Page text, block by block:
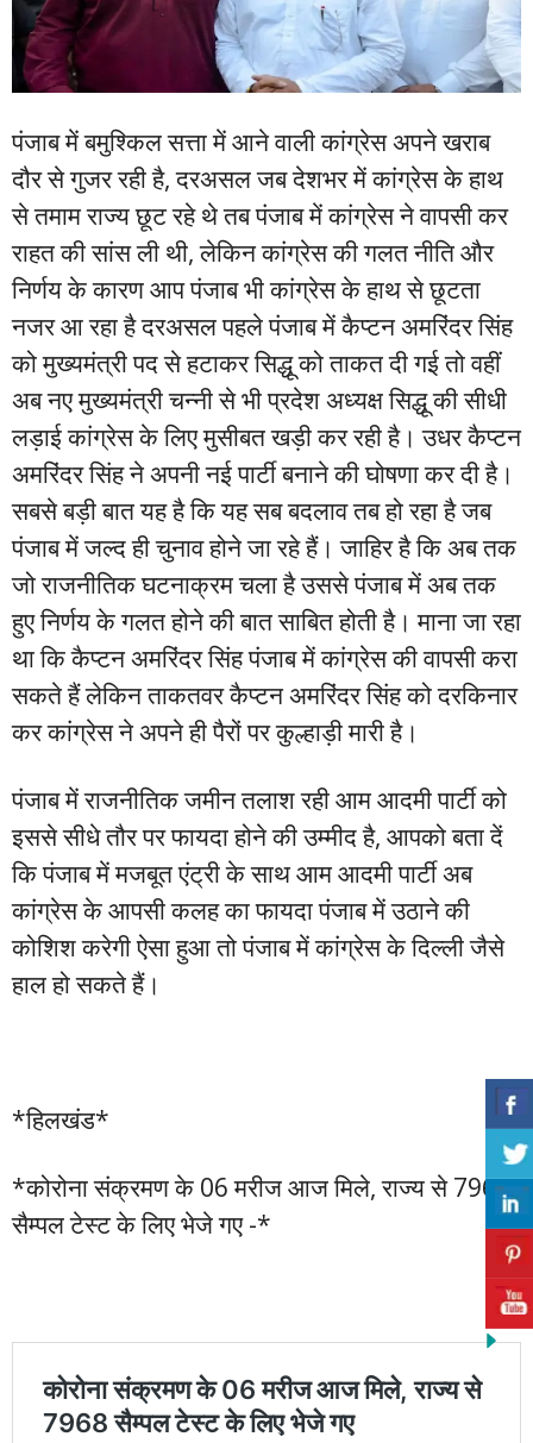
पंजाब में बमुश्किल सत्ता में आने वाली कांग्रेस अपने खराब
दौर से गुजर रही है, दरअसल जब देशभर में कांग्रेस के हाथ
से तमाम राज्य छूट रहे थे तब पंजाब में कांग्रेस ने वापसी कर
राहत की सांस ली थी, लेकिन कांग्रेस की गलत नीति और
निर्णय के कारण आप पंजाब भी कांग्रेस के हाथ से छूटता
नजर आ रहा है दरअसल पहले पंजाब में कैप्टन अमरिंदर सिंह
को मुख्यमंत्री पद से हटाकर सिद्धू को ताकत दी गई तो वहीं
अब नए मुख्यमंत्री चन्नी से भी प्रदेश अध्यक्ष सिद्धू की सीधी
लड़ाई कांग्रेस के लिए मुसीबत खड़ी कर रही है। उधर कैप्टन
अमरिंदर सिंह ने अपनी नई पार्टी बनाने की घोषणा कर दी है।
सबसे बड़ी बात यह है कि यह सब बदलाव तब हो रहा है जब
पंजाब में जल्द ही चुनाव होने जा रहे हैं। जाहिर है कि अब तक
जो राजनीतिक घटनाक्रम चला है उससे पंजाब में अब तक
हुए निर्णय के गलत होने की बात साबित होती है। माना जा रहा
था कि कैप्टन अमरिंदर सिंह पंजाब में कांग्रेस की वापसी करा
सकते हैं लेकिन ताकतवर कैप्टन अमरिंदर सिंह को दरकिनार
कर कांग्रेस ने अपने ही पैरों पर कुल्हाड़ी मारी है।
पंजाब में राजनीतिक जमीन तलाश रही आम आदमी पार्टी को
इससे सीधे तौर पर फायदा होने की उम्मीद है, आपको बता दें
कि पंजाब में मजबूत एंट्री के साथ आम आदमी पार्टी अब
कांग्रेस के आपसी कलह का फायदा पंजाब में उठाने की
कोशिश करेगी ऐसा हुआ तो पंजाब में कांग्रेस के दिल्ली जैसे
हाल हो सकते हैं।
*हिलखंड*
*कोरोना संक्रमण के 06 मरीज आज मिले, राज्य से 7968
सैम्पल टेस्ट के लिए भेजे गए -*